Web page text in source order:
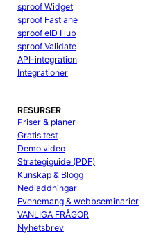
sproof Widget
sproof Fastlane
sproof eID Hub
sproof Validate
API-integration
Integrationer
RESURSER
Priser & planer
Gratis test
Demo video
Strategiguide (PDF)
Kunskap & Blogg
Nedladdningar
Evenemang & webbseminarier
VANLIGA FRÅGOR
Nyhetsbrev